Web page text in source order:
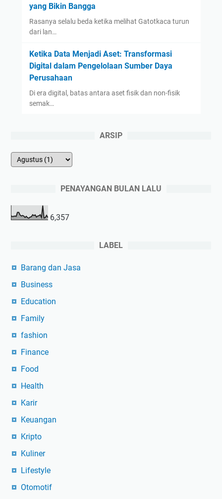
yang Bikin Bangga
Rasanya selalu beda ketika melihat Gatotkaca turun
dari lan…
Ketika Data Menjadi Aset: Transformasi
Digital dalam Pengelolaan Sumber Daya
Perusahaan
Di era digital, batas antara aset fisik dan non-fisik
semak…
ARSIP
PENAYANGAN BULAN LALU
6,357
LABEL
Barang dan Jasa
Business
Education
Family
fashion
Finance
Food
Health
Karir
Keuangan
Kripto
Kuliner
Lifestyle
Otomotif